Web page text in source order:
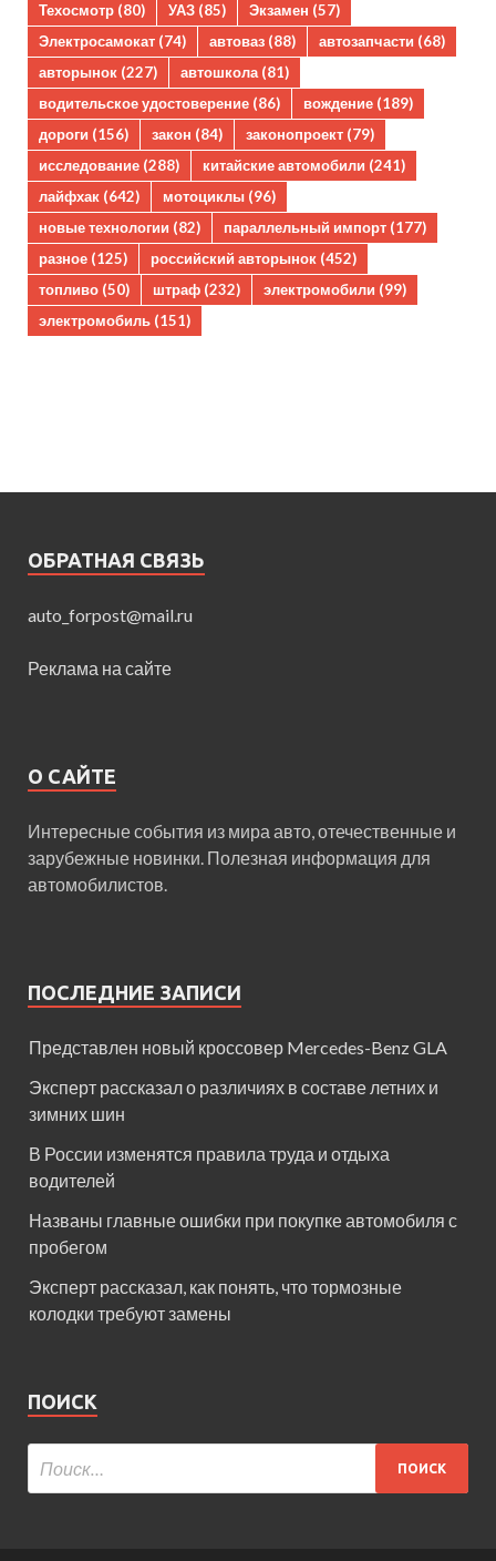
Техосмотр (80) УАЗ (85) Экзамен (57)
Электросамокат (74) автоваз (88) автозапчасти (68)
авторынок (227) автошкола(81)
водительское удостоверение (86) вождение (189)
дороги (156) закон (84) законопроект (79)
исследование (288) китайские автомобили (241)
лайфхак (642) мотоциклы (96)
новые технологии (82) параллельный импорт (177)
разное (125) российский авторынок (452)
топливо (50) штраф (232) электромобили (99)
электромобиль (151)
ОБРАТНАЯ СВЯЗЬ
auto_forpost@mail.ru
Реклама на сайте
О САЙТЕ
Интересные события из мира авто, отечественные и
зарубежные новинки. Полезная информация для
автомобилистов.
ПОСЛЕДНИЕ ЗАПИСИ
Представлен новый кроссовер Mercedes-Benz GLA
Эксперт рассказал о различиях в составе летних и
зимних шин
В России изменятся правила труда и отдыха
водителей
Названы главные ошибки при покупке автомобиля с
пробегом
Эксперт рассказал, как понять, что тормозные
колодки требуют замены
ПОИСК